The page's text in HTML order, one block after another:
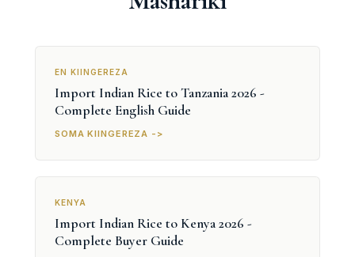
EN KIINGEREZA
Import Indian Rice to Tanzania 2026 -
Complete English Guide
SOMA KIINGEREZA ->
KENYA
Import Indian Rice to Kenya 2026 -
Complete Buyer Guide